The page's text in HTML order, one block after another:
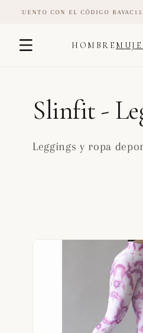
directamente
al contenido
CÓDIGO RAVAC15 ✦ HOT
HOMBRE
C
o
Slinfit -
Leggings y ropa